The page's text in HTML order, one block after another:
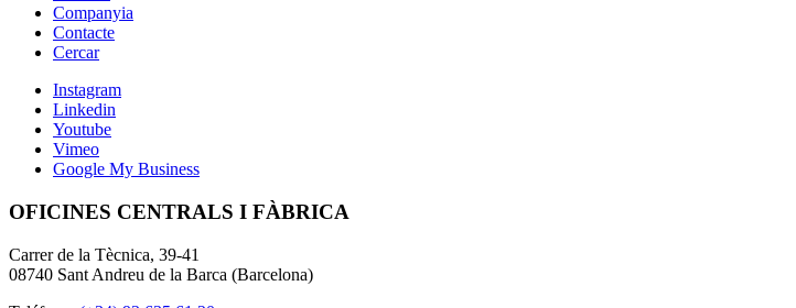
Companyia
Contacte
Cercar
Instagram
Linkedin
Youtube
Vimeo
Google My Business
OFICINES CENTRALS I FÀBRICA
Carrer de la Tècnica, 39-41
08740 Sant Andreu de la Barca (Barcelona)